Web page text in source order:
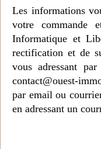
Les informations
votre commande
Informatique et
rectification et de
vous adressant
contact@ouest-
par email ou
en adressant un